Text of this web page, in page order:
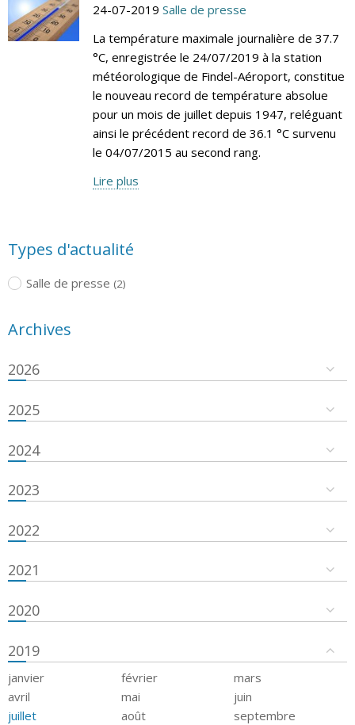
24-07-2019 Salle de presse
La température maximale journalière de 37.7
°C, enregistrée le 24/07/2019 à la station
météorologique de Findel-Aéroport, constitue
le nouveau record de température absolue
pour un mois de juillet depuis 1947, reléguant
ainsi le précédent record de 36.1 °C survenu
le 04/07/2015 au second rang.
Lire plus
Types d'actualité
Salle de presse (2)
Archives
2026
2025
2024
2023
2022
2021
2020
2019
janvier février
mars
avril
mai
juin
juillet
août
septembre